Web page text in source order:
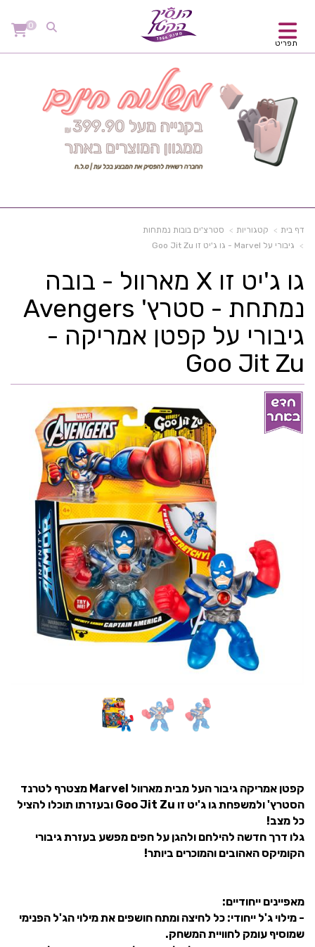
תפריט
0
דף בית קטגוריות
סטרצ'ים בובות נמתחות
גיבורי על Marvel - גו ג'יט זו Goo Jit Zu
גו ג'יט זו X מארוול - בובה
נמתחת - סטרץ' Avengers
גיבורי על קפטן אמריקה -
Goo Jit Zu
קפטן אמריקה גיבור העל מבית מארוול Marvel מצטרף לטרנד
הסטרץ' ולמשפחת גו ג'יט זו Goo Jit Zu ובעזרתו תוכלו להציל
כל מצב!
גלו דרך חדשה להילחם ולהגן על חפים מפשע בעזרת גיבורי
הקומיקס האהובים והמוכרים ביותר!
מאפיינים ייחודיים:
- מילוי ג'ל ייחודי: כל לחיצה ומתח חושפים את מילוי הג'ל הפנימי
שמוסיף עומק לחוויית המשחק.